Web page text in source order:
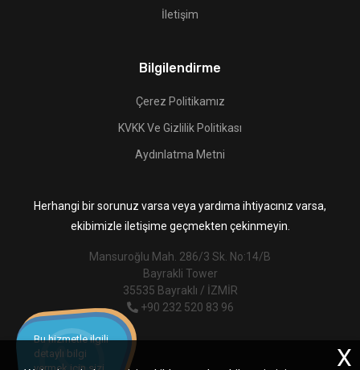
İletişim
Bilgilendirme
Çerez Politikamız
KVKK Ve Gizlilik Politikası
Aydınlatma Metni
Herhangi bir sorunuz varsa veya yardıma ihtiyacınız varsa,
ekibimizle iletişime geçmekten çekinmeyin.
Mansuroğlu Mah. 286/3 Sk. No:14/B
Bayrakli Tower
35535 Bayraklı / İZMİR
+90 232 520 83 96
Bu hizmetle ilgili
detaylı bilgi
X